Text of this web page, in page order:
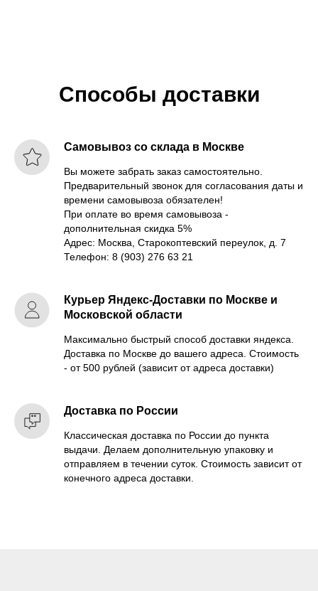
Способы доставки
Самовывоз со склада в Москве
Вы можете забрать заказ самостоятельно.
Предварительный звонок для согласования даты и
времени самовывоза обязателен!
При оплате во время самовывоза -
дополнительная скидка 5%
Адрес: Москва, Старокоптевский переулок, д. 7
Телефон: 8 (903) 276 63 21
Курьер Яндекс-Доставки по Москве и
Московской области
Максимально быстрый способ доставки яндекса.
Доставка по Москве до вашего адреса. Стоимость
- от 500 рублей (зависит от адреса доставки)
Доставка по России
Классическая доставка по России до пункта
выдачи. Делаем дополнительную упаковку и
отправляем в течении суток. Стоимость зависит от
конечного адреса доставки.